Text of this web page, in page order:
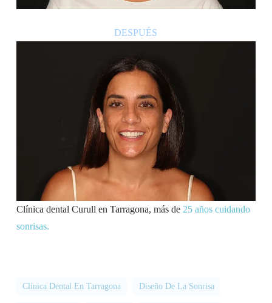
DESPUÉS
Clínica dental Curull en Tarragona, más de 25 años cuidando
sonrisas.
Clínica Dental En Tarragona Diseño De La Sonrisa